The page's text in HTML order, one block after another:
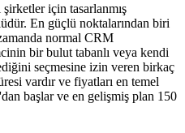
için tasarlanmış
En güçlü noktalarından biri
normal CRM
bir bulut tabanlı veya kendi
seçmesine izin veren birkaç
vardır ve fiyatları en temel
başlar ve en gelişmiş plan 150